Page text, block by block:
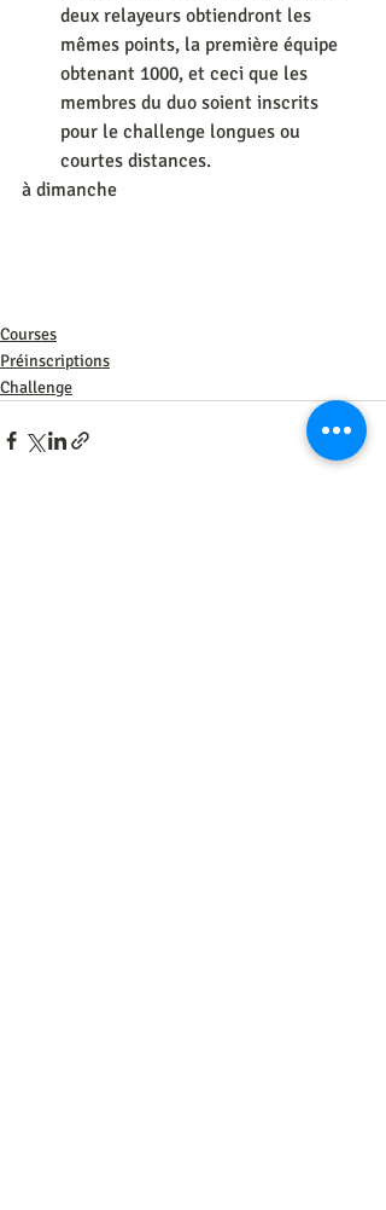
deux relayeurs obtiendront les
mêmes points, la première équipe
obtenant 1000, et ceci que les
membres du duo soient inscrits
pour le challenge longues ou
courtes distances.
à dimanche
Courses
Préinscriptions
Challenge